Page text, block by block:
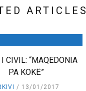
ARTICLES
CIVIL: “MAQEDONIA
PA KOKË”
13/01/2017